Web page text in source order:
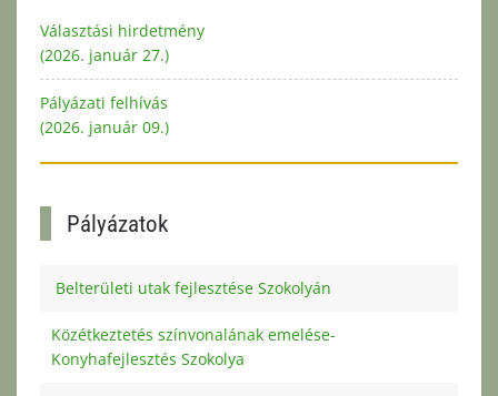
Választási hirdetmény
(2026. január 27.)
Pályázati felhívás
(2026. január 09.)
Pályázatok
Belterületi utak fejlesztése Szokolyán
Közétkeztetés színvonalának emelése-
Konyhafejlesztés Szokolya